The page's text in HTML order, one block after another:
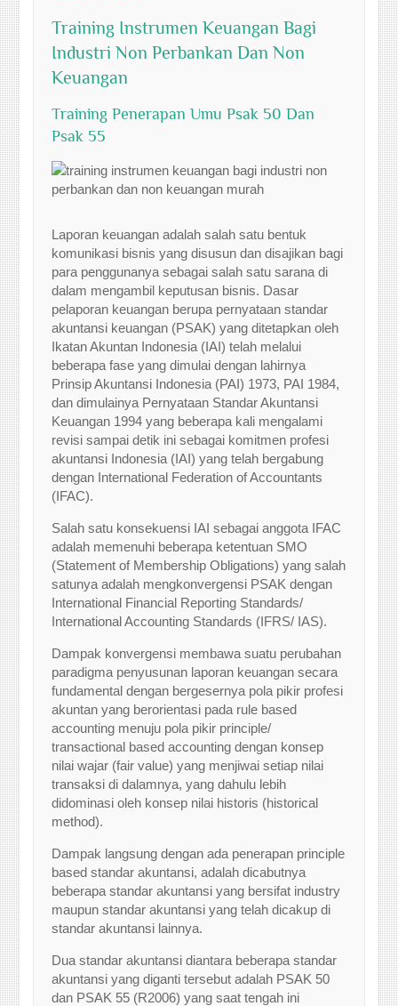
Training Instrumen Keuangan Bagi
Industri Non Perbankan Dan Non
Keuangan
Training Penerapan Umu Psak 50 Dan
Psak 55
Laporan keuangan adalah salah satu bentuk
komunikasi bisnis yang disusun dan disajikan bagi
para penggunanya sebagai salah satu sarana di
dalam mengambil keputusan bisnis. Dasar
pelaporan keuangan berupa pernyataan standar
akuntansi keuangan (PSAK) yang ditetapkan oleh
Ikatan Akuntan Indonesia (IAI) telah melalui
beberapa fase yang dimulai dengan lahirnya
Prinsip Akuntansi Indonesia (PAI) 1973, PAI 1984,
dan dimulainya Pernyataan Standar Akuntansi
Keuangan 1994 yang beberapa kali mengalami
revisi sampai detik ini sebagai komitmen profesi
akuntansi Indonesia (IAI) yang telah bergabung
dengan International Federation of Accountants
(IFAC).
Salah satu konsekuensi IAI sebagai anggota IFAC
adalah memenuhi beberapa ketentuan SMO
(Statement of Membership Obligations) yang salah
satunya adalah mengkonvergensi PSAK dengan
International Financial Reporting Standards/
International Accounting Standards (IFRS/ IAS).
Dampak konvergensi membawa suatu perubahan
paradigma penyusunan laporan keuangan secara
fundamental dengan bergesernya pola pikir profesi
akuntan yang berorientasi pada rule based
accounting menuju pola pikir principle/
transactional based accounting dengan konsep
nilai wajar (fair value) yang menjiwai setiap nilai
transaksi di dalamnya, yang dahulu lebih
didominasi oleh konsep nilai historis (historical
method).
Dampak langsung dengan ada penerapan principle
based standar akuntansi, adalah dicabutnya
beberapa standar akuntansi yang bersifat industry
maupun standar akuntansi yang telah dicakup di
standar akuntansi lainnya.
Dua standar akuntansi diantara beberapa standar
akuntansi yang diganti tersebut adalah PSAK 50
dan PSAK 55 (R2006) yang saat tengah ini